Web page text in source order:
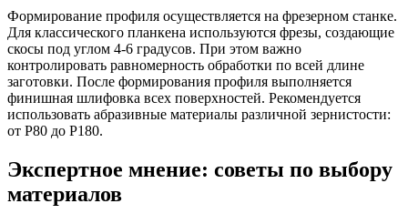
Формирование профиля осуществляется на фрезерном станке.
Для классического планкена используются фрезы, создающие
скосы под углом 4-6 градусов. При этом важно
контролировать равномерность обработки по всей длине
заготовки. После формирования профиля выполняется
финишная шлифовка всех поверхностей. Рекомендуется
использовать абразивные материалы различной зернистости:
от P80 до P180.
Экспертное мнение: советы по выбору
материалов